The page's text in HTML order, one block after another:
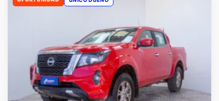
OPORTUNIDAD